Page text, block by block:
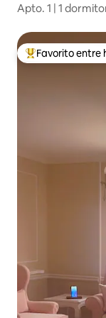
Apto. 1 | 1
De los mejores
Favorito entre